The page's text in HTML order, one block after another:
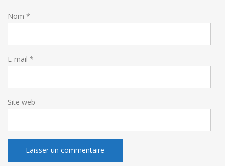
Nom *
E-mail *
Site web